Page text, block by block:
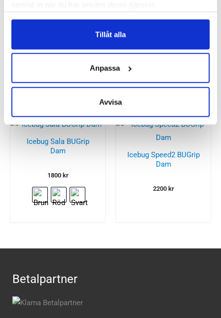
samlat in när du har använt deras tjänster.
Tillåt alla
Anpassa
Avvisa
Icebug Sala BUGrip
1800kr
Icebug Metro2 W
2300kr
Icebug Sala BUGrip
Dam
1800 kr
Icebug Speed2 BUGrip
Dam
2200 kr
Betalpartner